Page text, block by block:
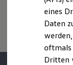
Zubehör
eines
Daten
Dritten